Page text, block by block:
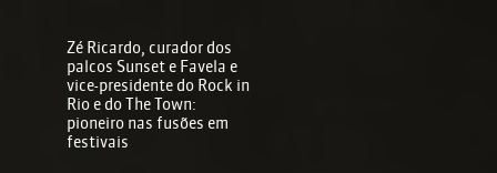
Zé Ricardo, curador dos
palcos Sunset e Favela e
vice-presidente do Rock in
Rio e do The Town:
pioneiro nas fusões em
festivais